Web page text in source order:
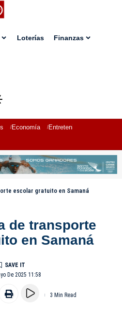
Loterías Finanzas
Economía Entretenimiento
escolar gratuito en Samaná
de transporte
en Samaná
De 2025 11:58
3 Min Read